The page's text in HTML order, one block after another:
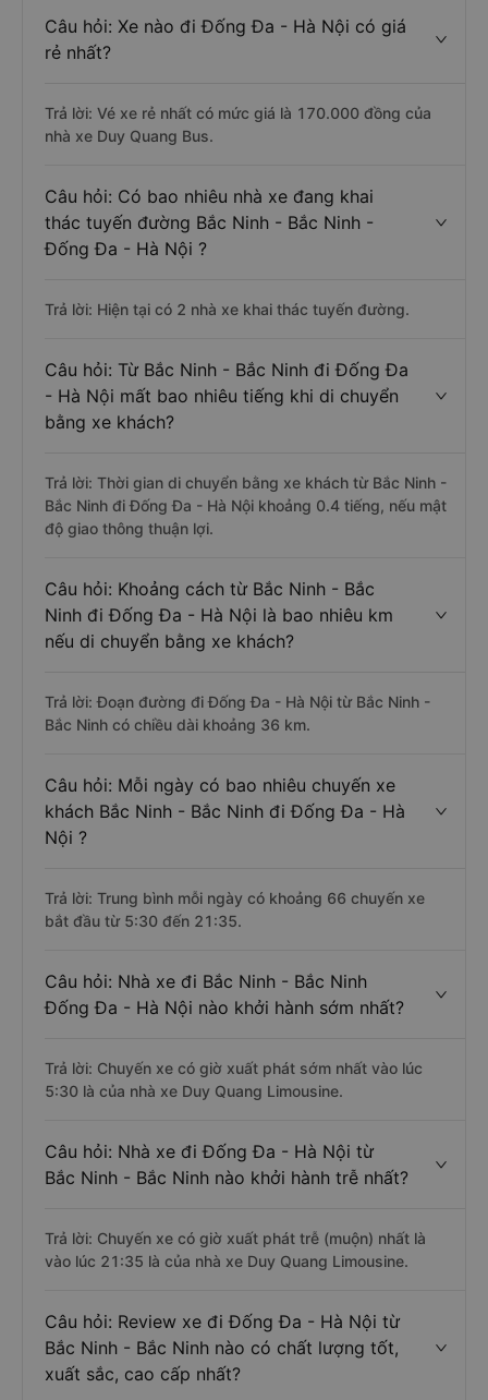
Câu hỏi: Xe nào đi Đống Đa - Hà Nội có giá
rẻ nhất?
Trả lời: Vé xe rẻ nhất có mức giá là 170.000 đồng của
nhà xe Duy Quang Bus.
Câu hỏi: Có bao nhiêu nhà xe đang khai
thác tuyến đường Bắc Ninh - Bắc Ninh -
Đống Đa - Hà Nội ?
Trả lời: Hiện tại có 2 nhà xe khai thác tuyến đường.
Câu hỏi: Từ Bắc Ninh - Bắc Ninh đi Đống Đa
- Hà Nội mất bao nhiêu tiếng khi di chuyển
bằng xe khách?
Trả lời: Thời gian di chuyển bằng xe khách từ Bắc Ninh -
Bắc Ninh đi Đống Đa - Hà Nội khoảng 0.4 tiếng, nếu mật
độ giao thông thuận lợi.
Câu hỏi: Khoảng cách từ Bắc Ninh - Bắc
Ninh đi Đống Đa - Hà Nội là bao nhiêu km
nếu di chuyển bằng xe khách?
Trả lời: Đoạn đường đi Đống Đa - Hà Nội từ Bắc Ninh -
Bắc Ninh có chiều dài khoảng 36 km.
Câu hỏi: Mỗi ngày có bao nhiêu chuyến xe
khách Bắc Ninh - Bắc Ninh đi Đống Đa - Hà
Nội ?
Trả lời: Trung bình mỗi ngày có khoảng 66 chuyến xe
bắt đầu từ 5:30 đến 21:35.
Câu hỏi: Nhà xe đi Bắc Ninh - Bắc Ninh
Đống Đa - Hà Nội nào khởi hành sớm nhất?
Trả lời: Chuyến xe có giờ xuất phát sớm nhất vào lúc
5:30 là của nhà xe Duy Quang Limousine.
Câu hỏi: Nhà xe đi Đống Đa - Hà Nội từ
Bắc Ninh - Bắc Ninh nào khởi hành trễ nhất?
Trả lời: Chuyến xe có giờ xuất phát trễ (muộn) nhất là
vào lúc 21:35 là của nhà xe Duy Quang Limousine.
Câu hỏi: Review xe đi Đống Đa - Hà Nội từ
Bắc Ninh - Bắc Ninh nào có chất lượng tốt,
xuất sắc, cao cấp nhất?